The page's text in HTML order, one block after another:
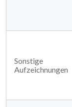
Sonstige
Aufzeichnungen